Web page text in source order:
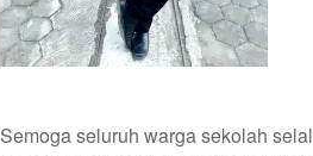
Semoga seluruh warga sekolah